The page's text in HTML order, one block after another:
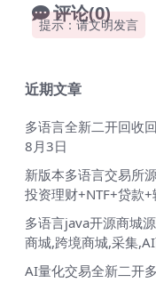
评论(0)
提示：请文明发言
近期文章
多语言全新二开回收
8月3日
新版本多语言交易所
投资理财+NTF+贷款
多语言java开源商城
商城,跨境商城,采集
AI量化交易全新二开